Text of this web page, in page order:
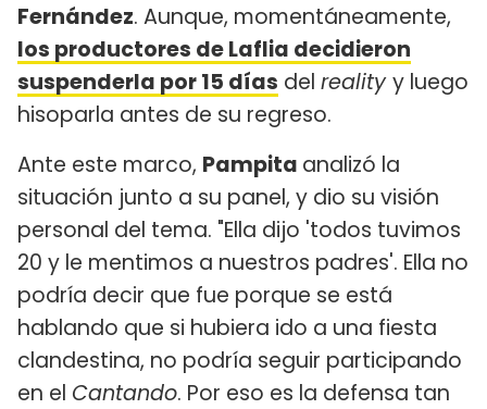
Fernández. Aunque, momentáneamente,
los productores de Laflia decidieron
suspenderla por 15 días del realityy luego
hisoparla antes de su regreso.
Ante este marco, Pampita analizó la
situación junto a su panel, y dio su visión
personal del tema. "Ella dijo 'todos tuvimos
20 y le mentimos a nuestros padres'. Ella no
podría decir que fue porque se está
hablando que si hubiera ido a una fiesta
clandestina, no podría seguir participando
en el Cantando. Por eso es la defensa tan